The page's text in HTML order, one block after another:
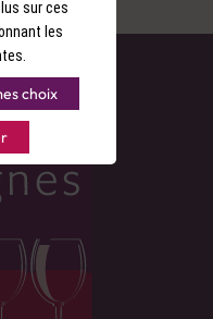
sur ces
les
choix